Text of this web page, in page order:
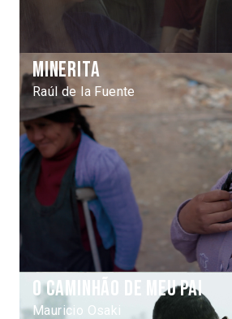
Minerita
Raúl de la Fuente
O caminhão de meu pai
Mauricio Osaki